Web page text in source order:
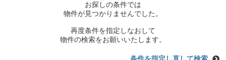
お探しの条件では
物件が見つかりませんでした。
再度条件を指定しなおして
物件の検索をお願いいたします。